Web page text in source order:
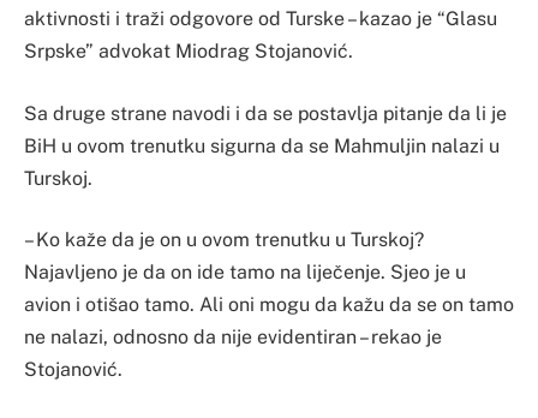
aktivnosti i traži odgovore od Turske – kazao je “Glasu
Srpske” advokat Miodrag Stojanović.
Sa druge strane navodi i da se postavlja pitanje da li je
BiH u ovom trenutku sigurna da se Mahmuljin nalazi u
Turskoj.
– Ko kaže da je on u ovom trenutku u Turskoj?
Najavljeno je da on ide tamo na liječenje. Sjeo je u
avion i otišao tamo. Ali oni mogu da kažu da se on tamo
ne nalazi, odnosno da nije evidentiran – rekao je
Stojanović.